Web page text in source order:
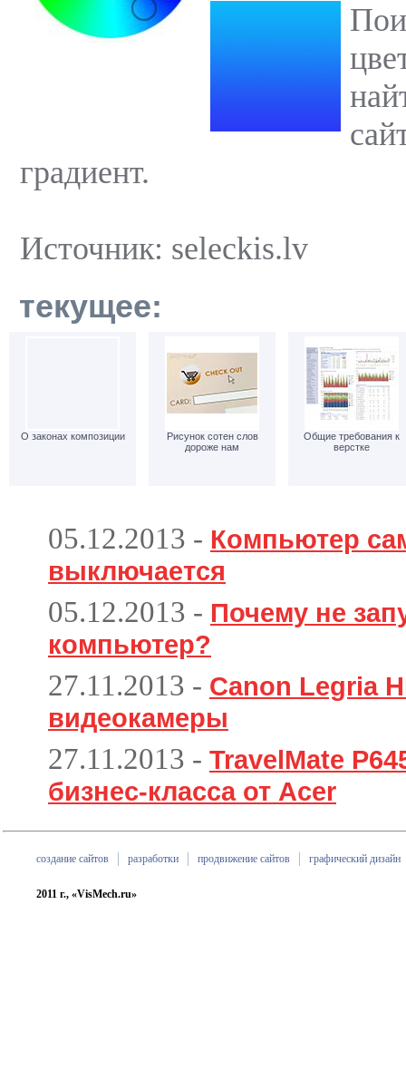
градиент.
Источник: seleckis.lv
текущее:
О законах композиции
Рисунок сотен слов
дороже нам
Общие требования к
верстке
05.12.2013 - Компьютер
выключается
05.12.2013 - Почему не
компьютер?
27.11.2013 - Canon Legria
видеокамеры
27.11.2013 - TravelMate
бизнес-класса от Acer
создание сайтов разработки продвижение сайтов графический дизайн
2011 г., «VisMech.ru»